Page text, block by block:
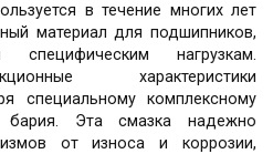
в течение многих лет
материал для подшипников,
специфическим нагрузкам.
характеристики
специальному комплексному
бария. Эта смазка надежно
от износа и коррозии,